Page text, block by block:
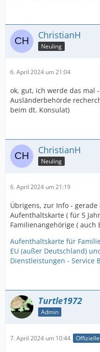
ChristianH
Neuling
6. April 2024 um 21:04
ok, gut, ich werde das mal
Ausländerbehörde
beim dt. Konsulat)
ChristianH
Neuling
6. April 2024 um 21:19
Übrigens, zur Info -
Aufenthaltskarte ( für 5
Familienangehörige ( auch
Aufenthaltskarte für
EU (außer Deutschland)
Dienstleistungen - Service
Turtle1972
Admin
7. April 2024 um 10:44